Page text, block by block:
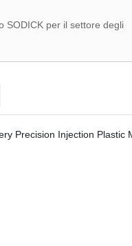
SODICK per il settore degli